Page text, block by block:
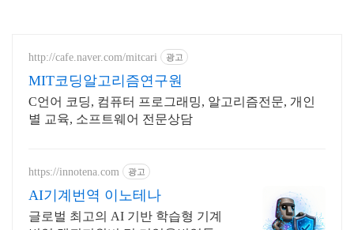
http://cafe.naver.com/mitcari 광고
MIT코딩알고리즘연구원
C언어 코딩, 컴퓨터 프로그래밍, 알고리즘전문, 개인
별 교육, 소프트웨어 전문상담
https://innotena.com 광고
AI기계번역 이노테나
글로벌 최고의 AI 기반 학습형 기계